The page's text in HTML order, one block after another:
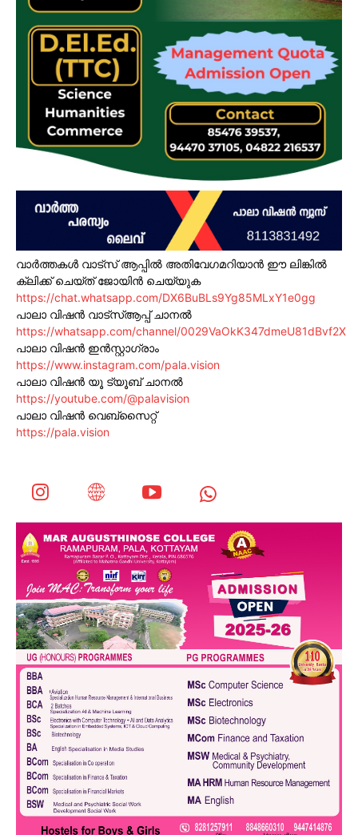
വാർത്തകൾ വാട്സ് ആപ്പിൽ അതിവേഗമറിയാൻ ഈ ലിങ്കിൽ
ക്ലിക്ക് ചെയ്ത് ജോയിൻ ചെയ്യുക
https://chat.whatsapp.com/DX6BuBLs9Yg85MLxY1e0gg
പാലാ വിഷൻ വാട്സ്ആപ്പ് ചാനൽ
https://whatsapp.com/channel/0029VaOkK347dmeU81dBvf2X
പാലാ വിഷൻ ഇൻസ്റ്റാഗ്രാം
https://www.instagram.com/pala.vision
പാലാ വിഷൻ യൂ ട്യൂബ് ചാനൽ
https://youtube.com/@palavision
പാലാ വിഷൻ വെബ്സൈറ്റ്
https://pala.vision